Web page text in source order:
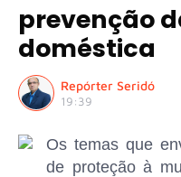
prevenção
doméstica
Repórter Seridó
19:39
Os temas que
de proteção à